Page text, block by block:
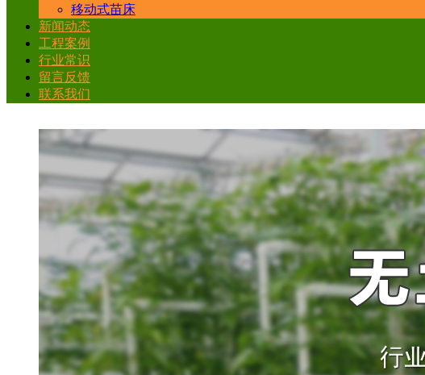
移动式苗床
新闻动态
工程案例
行业常识
留言反馈
联系我们